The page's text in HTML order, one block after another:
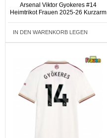
Arsenal Viktor Gyokeres #14
Heimtrikot Frauen 2025-26 Kurzarm
IN DEN WARENKORB LEGEN